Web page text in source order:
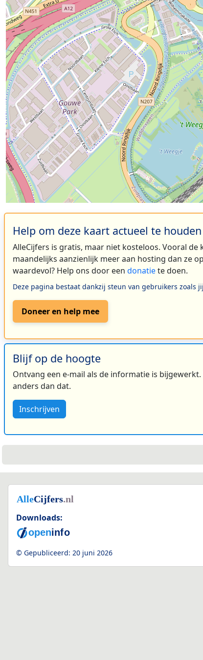
Help om deze kaart actueel te houden
AlleCijfers is gratis, maar niet kosteloos. Vooral de
maandelijks aanzienlijk meer aan hosting dan ze
waardevol? Help ons door een donatiete doen.
Deze pagina bestaat dankzij steun van gebruikers zoals
Doneer en help mee
Blijf op de hoogte
Ontvang een e-mail als de informatie is
anders dan dat.
Inschrijven
Downloads:
© Gepubliceerd: 20 juni 2026